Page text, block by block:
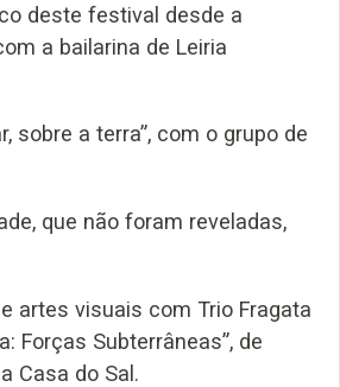
deste festival desde a
a bailarina de Leiria
sobre a terra”, com o grupo de
que não foram reveladas,
artes visuais com Trio Fragata
Forças Subterrâneas”, de
Casa do Sal.